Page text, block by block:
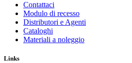
Contattaci
Modulo di recesso
Distributori e Agenti
Cataloghi
Materiali a noleggio
Links